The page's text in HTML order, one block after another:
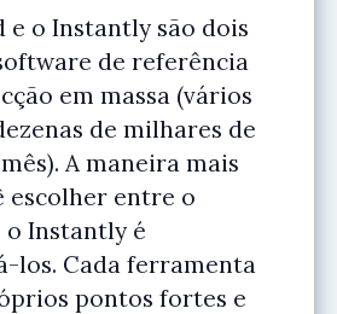
e o Instantly são dois
de referência
em massa (vários
de milhares de
A maneira mais
escolher entre o
o Instantly é
los. Cada ferramenta
pontos fortes e